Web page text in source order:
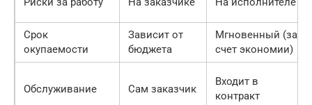
Срок
окупаемости
Зависит от
бюджета
Мгновенный (за
счет экономии)
Обслуживание Сам заказчик
Входит в
контракт